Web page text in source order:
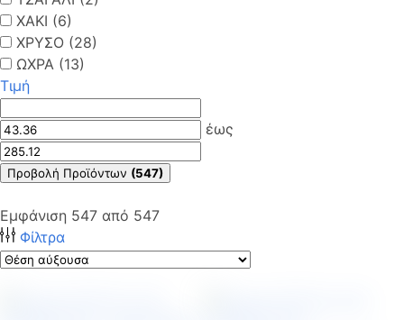
ΧΑΚΙ (6)
ΧΡΥΣΟ (28)
ΩΧΡΑ (13)
Τιμή
έως
Προβολή Προϊόντων (547)
Εμφάνιση 547 από 547
Φίλτρα